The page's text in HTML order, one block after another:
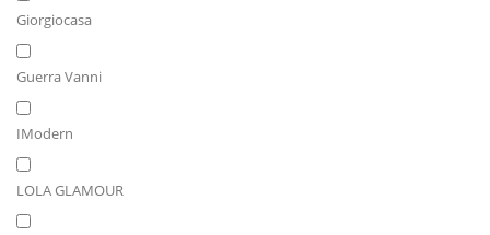
Giorgiocasa
Guerra Vanni
IModern
LOLA GLAMOUR